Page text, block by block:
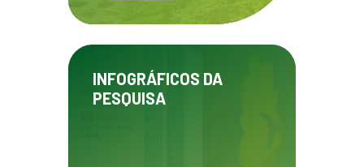
INFOGRÁFICOS DA
PESQUISA